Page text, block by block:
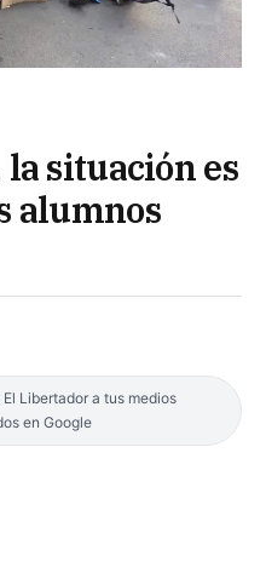
la situación es
alumnos
Libertador a tus medios
en Google